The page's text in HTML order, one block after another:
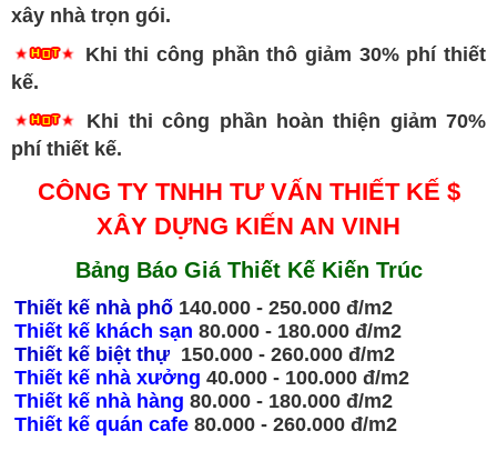
xây nhà trọn gói.
Khi thi công phần thô giảm 30% phí thiết
kế.
Khi thi công phần hoàn thiện giảm 70%
phí thiết kế.
CÔNG TY TNHH TƯ VẤN THIẾT KẾ $
XÂY DỰNG KIẾN AN VINH
Bảng Báo Giá Thiết Kế Kiến Trúc
Thiết kế nhà phố 140.000 - 250.000 đ/m2
Thiết kế khách sạn 80.000 - 180.000 đ/m2
Thiết kế biệt thự 150.000 - 260.000 đ/m2
Thiết kế nhà xưởng 40.000 - 100.000 đ/m2
Thiết kế nhà hàng 80.000 - 180.000 đ/m2
Thiết kế quán cafe 80.000 - 260.000 đ/m2